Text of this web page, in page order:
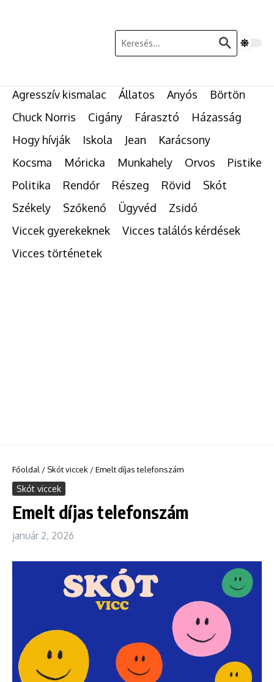
Keresés:
Agresszív kismalac Állatos Anyós
Börtön
Chuck Norris
Cigány Fárasztó
Házasság
Hogy hívják
Iskola Jean
Karácsony
Kocsma
Móricka Munkahely Orvos
Pistike
Politika
Rendőr Részeg Rövid
Skót
Székely
Szőkenő Ügyvéd
Zsidó
Viccek gyerekeknek
Vicces találós kérdések
Vicces történetek
Főoldal / Skót viccek /Emelt díjas telefonszám
Skót viccek
Emelt díjas telefonszám
január 2, 2026